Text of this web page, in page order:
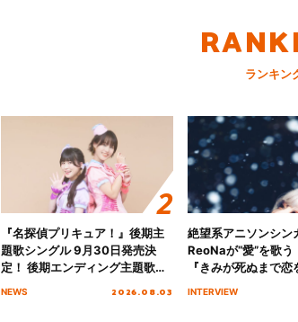
ランキン
『名探偵プリキュア！』後期主
題歌シングル 9月30日発売決
定！ 後期エンディング主題歌
「いつかわかる☆きっとあえ
NEWS 2026.08.03
絶望系アニソンシン
ReoNaが“愛”を歌う
『きみが死ぬまで恋
オープニング主題歌
INTERVIEW